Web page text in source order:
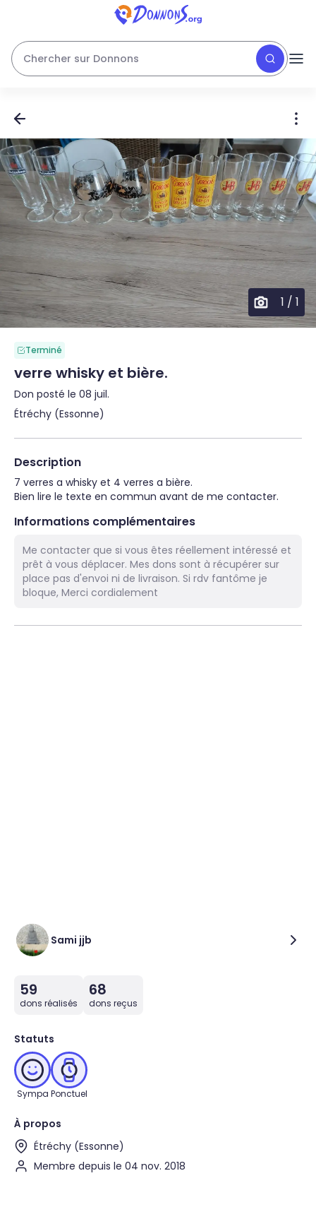
Chercher sur Donnons
1 / 1
Terminé
verre whisky et bière.
Don posté le 08 juil.
Étréchy (Essonne)
Description
7 verres a whisky et 4 verres a bière.
Bien lire le texte en commun avant de me contacter.
Informations complémentaires
Me contacter que si vous êtes réellement intéressé et
prêt à vous déplacer. Mes dons sont à récupérer sur
place pas d'envoi ni de livraison. Si rdv fantôme je
bloque, Merci cordialement
Sami jjb
59
dons réalisés
68
dons reçus
Statuts
Sympa Ponctuel
À propos
Étréchy (Essonne)
Membre depuis le 04 nov. 2018